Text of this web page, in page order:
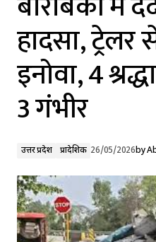
हादसा, ट्रेलर
इनोवा, 4
3 गंभीर
उत्तर प्रदेश प्रादेशिक 26/05/2026by